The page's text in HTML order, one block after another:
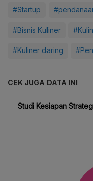
#Startup
#Bisnis Kuliner
#Kuliner daring
CEK JUGA DATA INI